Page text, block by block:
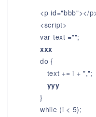
<p id="bbb"></
<script>
var text ="";
xxx
do {
text += i + ",";
yyy
}
while (i < 5);